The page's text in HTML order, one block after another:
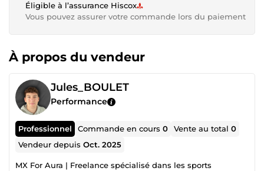
Éligible à l’assurance Hiscox
Vous pouvez assurer votre commande lors du paiement
À propos du vendeur
Jules_BOULET
Performance
Professionnel Commande en cours0 Vente au total0
Vendeur depuisOct. 2025
MX For Aura | Freelance spécialisé dans les sports